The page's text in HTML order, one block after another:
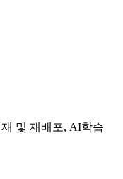
및 재배포, AI학습